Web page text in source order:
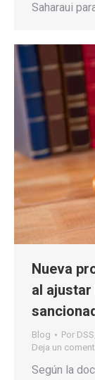
Saharaui
Nueva
al
Blog Por
Deja un
Según la